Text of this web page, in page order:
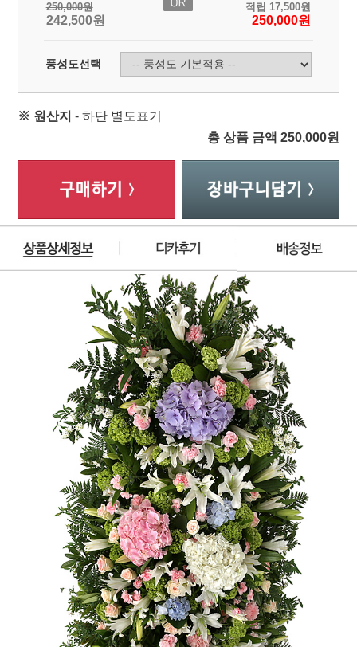
250,000원
242,500원
적립 17,500원
250,000원
풍성도선택
※ 원산지 - 하단 별도표기
총 상품 금액 250,000원